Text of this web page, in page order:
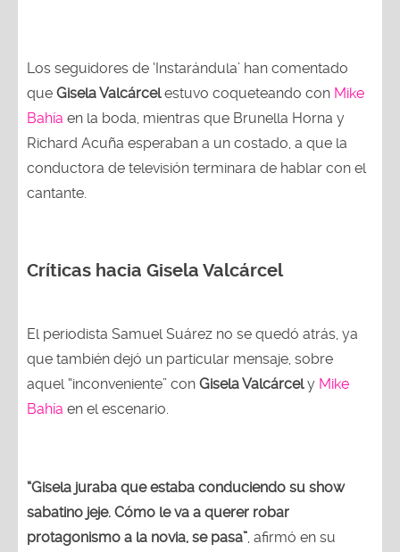
Los seguidores de ‘Instarándula’ han comentado
que Gisela Valcárcelestuvo coqueteando con Mike
Bahía en la boda, mientras que Brunella Horna y
Richard Acuña esperaban a un costado, a que la
conductora de televisión terminara de hablar con el
cantante.
Críticas hacia Gisela Valcárcel
El periodista Samuel Suárez no se quedó atrás, ya
que también dejó un particular mensaje, sobre
aquel “inconveniente” con Gisela Valcárcely Mike
Bahía en el escenario.
“Gisela juraba que estaba conduciendo su show
sabatino jeje. Cómo le va a querer robar
protagonismo a la novia, se pasa” , afirmó en su